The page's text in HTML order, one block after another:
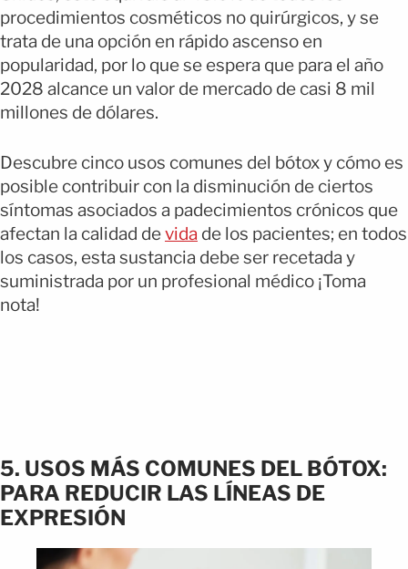
procedimientos cosméticos no quirúrgicos, y se
trata de una opción en rápido ascenso en
popularidad, por lo que se espera que para el año
2028 alcance un valor de mercado de casi 8 mil
millones de dólares.
Descubre cinco usos comunes del bótox y cómo es
posible contribuir con la disminución de ciertos
síntomas asociados a padecimientos crónicos que
afectan la calidad devida de los pacientes; en todos
los casos, esta sustancia debe ser recetada y
suministrada por un profesional médico ¡Toma
nota!
5. USOS MÁS COMUNES DEL BÓTOX:
PARA REDUCIR LAS LÍNEAS DE
EXPRESIÓN